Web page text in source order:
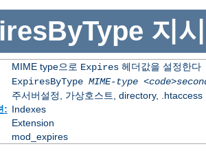
지
MIME type으로 Expires헤더값을 설정한다
ExpiresByType MIME-type
주서버설정, 가상호스트, directory, .htaccess
: Indexes
Extension
mod_expires